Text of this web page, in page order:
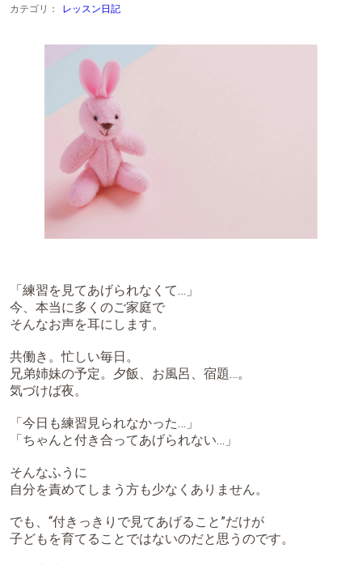
カテゴリ：
レッスン日記
「練習を見てあげられなくて…」
今、本当に多くのご家庭で
そんなお声を耳にします。
共働き。忙しい毎日。
兄弟姉妹の予定。夕飯、お風呂、宿題…。
気づけば夜。
「今日も練習見られなかった…」
「ちゃんと付き合ってあげられない…」
そんなふうに
自分を責めてしまう方も少なくありません。
でも、“付きっきりで見てあげること”だけが
子どもを育てることではないのだと思うのです。